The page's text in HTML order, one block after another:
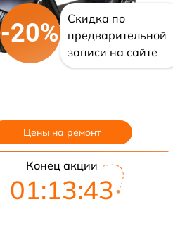
-20%
Скидка по
предварительной
записи на сайте
Цены на ремонт
Конец акции
01:13:41